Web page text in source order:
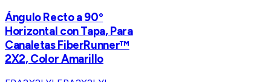
Ángulo Recto a 90º
Horizontal con Tapa, Para
Canaletas FiberRunner™
2X2, Color Amarillo